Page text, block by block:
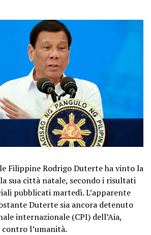
Filippine Rodrigo Duterte ha vinto la
sua città natale, secondo i risultati
pubblicati martedì. L’apparente
Duterte sia ancora detenuto
internazionale (CPI) dell’Aia,
l’umanità.